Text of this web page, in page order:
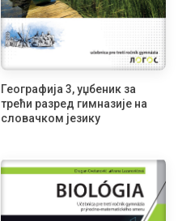
Географија 3, уџбеник за
трећи разред гимназије на
словачком језику